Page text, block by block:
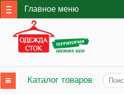
Главное меню
Каталог товаров